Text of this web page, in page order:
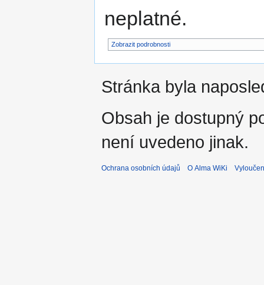
neplatné.
Zobrazit podrobnosti
Stránka byla
Obsah je dostupný
není uvedeno jinak.
Ochrana osobních údajů O Alma WiKi